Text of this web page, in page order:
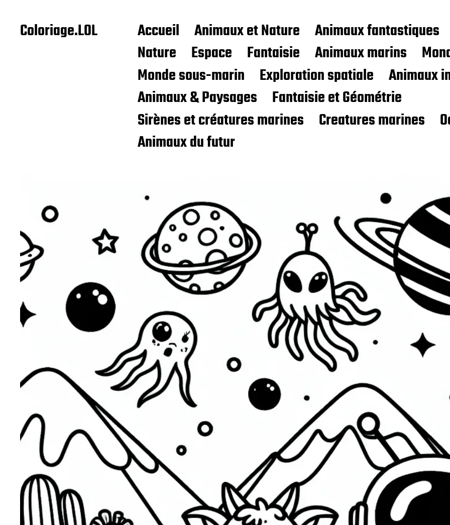
Coloriage.LOL Accueil Animaux et Nature
Animaux fantastiques
Nature
Espace Fantaisie Animaux marins
Monde sous-marin
Exploration spatiale
Animaux
Animaux & Paysages
Fantaisie et Géométrie
Sirènes et créatures marines
Creatures marines
Animaux du futur